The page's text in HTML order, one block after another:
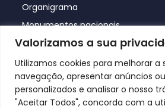
Valorizamos a sua
Utilizamos cookies para melhorar a
navegação, apresentar anúncios
personalizados e analisar o nosso
"Aceitar Todos", concorda com a
Organigrama
Monumentos nacionais